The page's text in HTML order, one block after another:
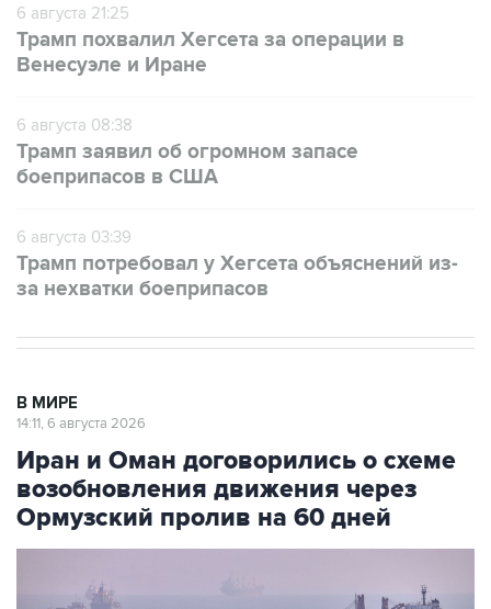
6 августа 21:25
Трамп похвалил Хегсета за операции в
Венесуэле и Иране
6 августа 08:38
Трамп заявил об огромном запасе
боеприпасов в США
6 августа 03:39
Трамп потребовал у Хегсета объяснений из-
за нехватки боеприпасов
В МИРЕ
14:11, 6 августа 2026
Иран и Оман договорились о схеме
возобновления движения через
Ормузский пролив на 60 дней